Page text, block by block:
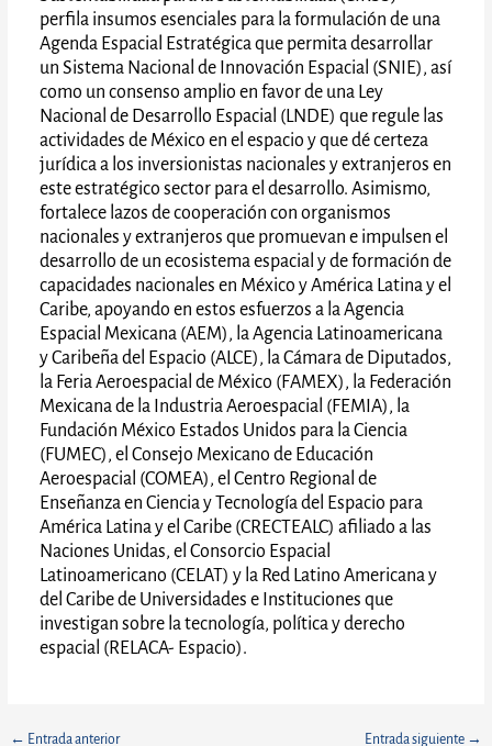
perfila insumos esenciales para la formulación de una
Agenda Espacial Estratégica que permita desarrollar
un Sistema Nacional de Innovación Espacial (SNIE), así
como un consenso amplio en favor de una Ley
Nacional de Desarrollo Espacial (LNDE) que regule las
actividades de México en el espacio y que dé certeza
jurídica a los inversionistas nacionales y extranjeros en
este estratégico sector para el desarrollo. Asimismo,
fortalece lazos de cooperación con organismos
nacionales y extranjeros que promuevan e impulsen el
desarrollo de un ecosistema espacial y de formación de
capacidades nacionales en México y América Latina y el
Caribe, apoyando en estos esfuerzos a la Agencia
Espacial Mexicana (AEM), la Agencia Latinoamericana
y Caribeña del Espacio (ALCE), la Cámara de Diputados,
la Feria Aeroespacial de México (FAMEX), la Federación
Mexicana de la Industria Aeroespacial (FEMIA), la
Fundación México Estados Unidos para la Ciencia
(FUMEC), el Consejo Mexicano de Educación
Aeroespacial (COMEA), el Centro Regional de
Enseñanza en Ciencia y Tecnología del Espacio para
América Latina y el Caribe (CRECTEALC) afiliado a las
Naciones Unidas, el Consorcio Espacial
Latinoamericano (CELAT) y la Red Latino Americana y
del Caribe de Universidades e Instituciones que
investigan sobre la tecnología, política y derecho
espacial (RELACA- Espacio).
← Entrada anterior Entrada siguiente →